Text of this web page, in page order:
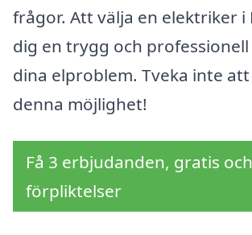
frågor. Att välja en elektriker i
dig en trygg och
dina elproblem. Tveka inte
denna möjlighet!
Få 3 erbjudanden, gratis
förpliktelser